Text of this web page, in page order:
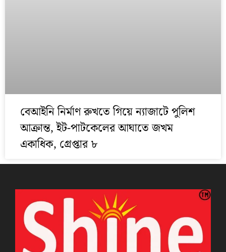
বেআইনি নির্মাণ রুখতে গিয়ে ন্যাজাটে পুলিশ
আক্রান্ত, ইট-পাটকেলের আঘাতে জখম
একাধিক, গ্রেপ্তার ৮